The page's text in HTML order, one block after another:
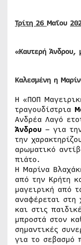
Τρίτη 26 Μαΐου
«Καυτερή Άνδρου,
Καλεσμένη η
Η «ΠΟΠ
τραγουδίστρια
Ανδρέα Λαγό
Άνδρου – για
την
αρωματικό
πιάτο.
Η Μαρίνα
από την Κρήτη
μαγειρική από
αναφέρεται στη
και στις
μπροστά στον
σημαντικές
για το σεβασμό